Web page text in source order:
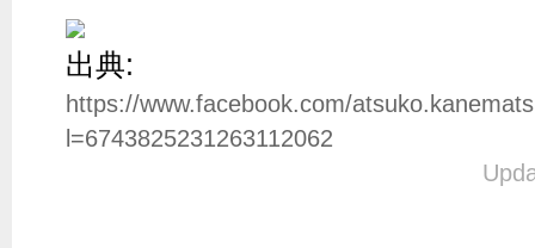
出典:
https://www.facebook.com/
l=6743825231263112062